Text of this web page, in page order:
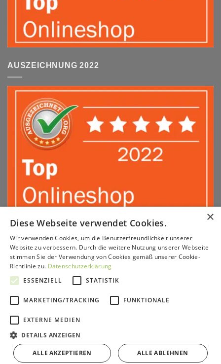
AUSZEICHNUNG 2022
Sepa PayPal Amazon Apple
Pay
Google
Pay
Klarna
MasterCardAmerican
Express
Sofort GiroPay
KONTAKT & BERATUNG SERVICE
PARTNERPROGRAMM
GrünePerlen GmbH
×
Diese Webseite verwendet Cookies.
Wir verwenden Cookies, um die Benutzerfreundlichkeit unserer
Website zu verbessern. Durch die weitere Nutzung unserer Webseite
stimmen Sie der Verwendung von Cookies gemäß unserer Cookie-
Richtlinie zu. Datenschutzerklärung
ESSENZIELL
STATISTIK
MARKETING/TRACKING FUNKTIONALE
EXTERNE MEDIEN
DETAILS ANZEIGEN
ALLE AKZEPTIEREN ALLE ABLEHNEN